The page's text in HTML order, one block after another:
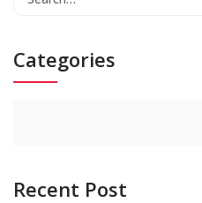
Categories
Recent Post